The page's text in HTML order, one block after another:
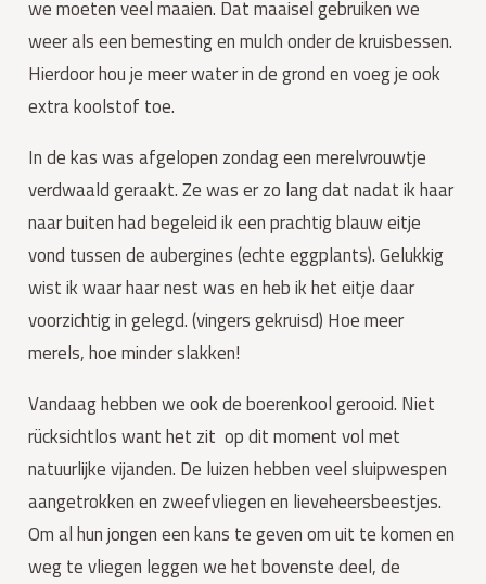
we moeten veel maaien. Dat maaisel gebruiken we
weer als een bemesting en mulch onder de kruisbessen.
Hierdoor hou je meer water in de grond en voeg je ook
extra koolstof toe.
In de kas was afgelopen zondag een merelvrouwtje
verdwaald geraakt. Ze was er zo lang dat nadat ik haar
naar buiten had begeleid ik een prachtig blauw eitje
vond tussen de aubergines (echte eggplants). Gelukkig
wist ik waar haar nest was en heb ik het eitje daar
voorzichtig in gelegd. (vingers gekruisd) Hoe meer
merels, hoe minder slakken!
Vandaag hebben we ook de boerenkool gerooid. Niet
rücksichtlos want het zit  op dit moment vol met
natuurlijke vijanden. De luizen hebben veel sluipwespen
aangetrokken en zweefvliegen en lieveheersbeestjes.
Om al hun jongen een kans te geven om uit te komen en
weg te vliegen leggen we het bovenste deel, de